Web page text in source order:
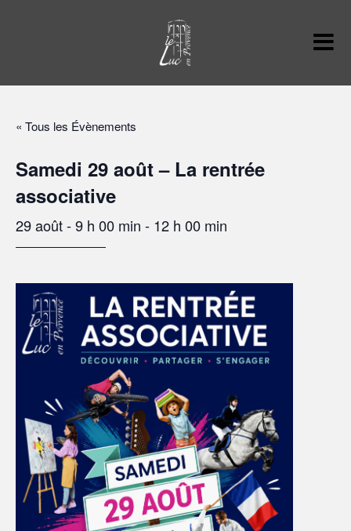
« Tous les Évènements
Samedi 29 août – La rentrée
associative
29 août - 9 h 00 min - 12 h 00 min